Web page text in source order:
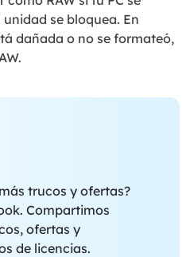
se bloquea. En
dañada o no se formateó,
trucos y ofertas?
Compartimos
ofertas y
de licencias.